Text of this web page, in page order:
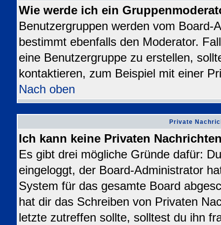
Wie werde ich ein
Benutzergruppen werden vom Board-
bestimmt ebenfalls den Moderator.
eine Benutzergruppe zu erstellen,
kontaktieren, zum Beispiel mit einer
Nach oben
Private
Ich kann keine Privaten
Es gibt drei mögliche Gründe dafür:
eingeloggt, der Board-Administrator
System für das gesamte Board
hat dir das Schreiben von Privaten
letzte zutreffen sollte, solltest du ihn